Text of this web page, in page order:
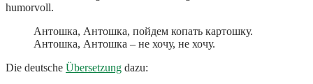
humorvoll.
Антошка, Антошка, пойдем копать картошку.
Антошка, Антошка – не хочу, не хочу.
Die deutsche Übersetzung dazu: